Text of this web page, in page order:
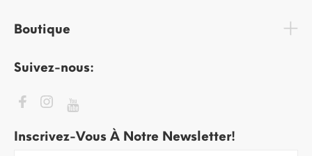
Boutique
Suivez-nous:
Inscrivez-Vous À Notre Newsletter!